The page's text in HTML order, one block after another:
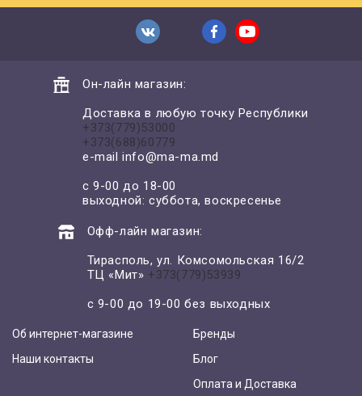
Он-лайн магазин:
Доставка в любую точку Республики
+373(779)53000
+373(688)60779
e-mailinfo@ma-ma.md
с 9-00 до 18-00
выходной: суббота, воскресенье
Офф-лайн магазин:
Тирасполь, ул. Комсомольская 16/2
ТЦ «Мит» +373(779)53939
с 9-00 до 19-00 без выходных
Об интернет-магазине
Наши контакты
Бренды
Блог
Оплата и Доставка